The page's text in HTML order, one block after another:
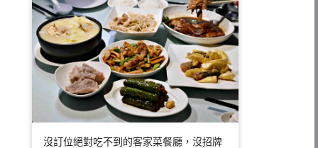
沒訂位絕對吃不到的客家菜餐廳，沒招牌